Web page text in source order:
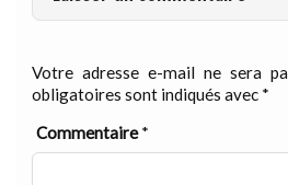
Votre adresse e-mail ne sera
obligatoires sont indiqués avec *
Commentaire*